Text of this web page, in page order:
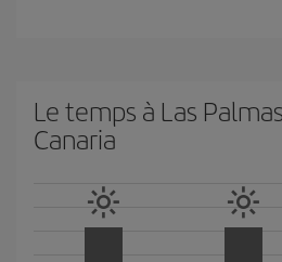
Le temps à Las
Canaria